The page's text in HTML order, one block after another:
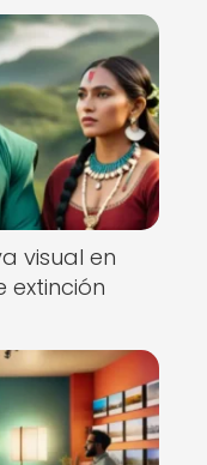
visual en
extinción